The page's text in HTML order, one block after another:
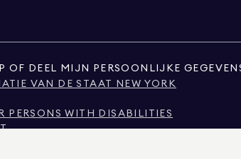
OF DEEL MIJN PERSOONLIJKE
VAN DE STAAT NEW YORK
PERSONS WITH DISABILITIES